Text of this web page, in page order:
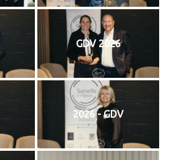
GDV 2026
2026 - GDV